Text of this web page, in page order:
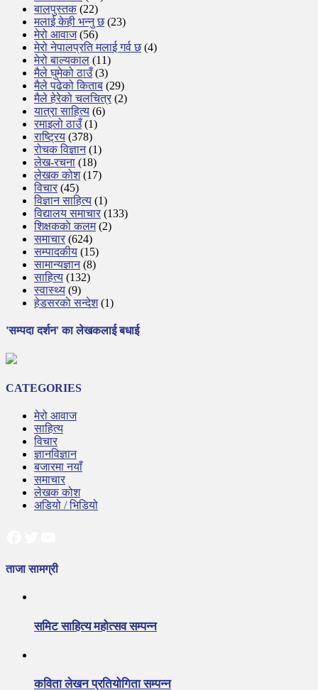
बालपुस्तक(22)
मलाई केही भन्नु छ(23)
मेरो आवाज(56)
मेरो नेपालप्रति मलाई गर्व छ(4)
मेरो बाल्यकाल (11)
मैले घुमेको ठाउँ(3)
मैले पढेको किताब (29)
मैले हेरेको चलचित्र (2)
यात्रा साहित्य (6)
रमाइलो ठाउँ(1)
राष्ट्रिय (378)
रोचक विज्ञान(1)
लेख-रचना (18)
लेखक कोश(17)
विचार (45)
विज्ञान साहित्य (1)
विद्यालय समाचार (133)
शिक्षककाे कलम(2)
समाचार (624)
सम्पादकीय (15)
सामान्यज्ञान(8)
साहित्य (132)
स्वास्थ्य (9)
हेडसरकाे सन्देश(1)
'सम्पदा दर्शन' का लेखकलाई बधाई
CATEGORIES
मेरो आवाज
साहित्य
विचार
ज्ञानविज्ञान
बजारमा नयाँ
समाचार
लेखक कोश
अडियो / भिडियो
ताजा सामग्री
समिट साहित्य महोत्सव सम्पन्न
कविता लेखन प्रतियोगिता सम्पन्न